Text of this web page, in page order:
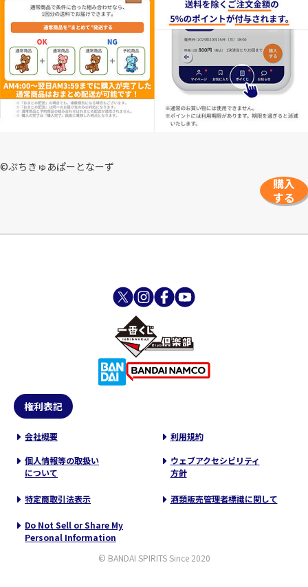
©ぷちきゅあぱーとなーず
購入
する
権利表記
会社概要 利用規約
個人情報等の取扱い
について
ウェブアクセシビリティ
方針
特定商取引法表示 酒類販売管理者標識に関して
Do Not Sell or Share My
Personal Information
© BANDAI SPIRITS Since 2020